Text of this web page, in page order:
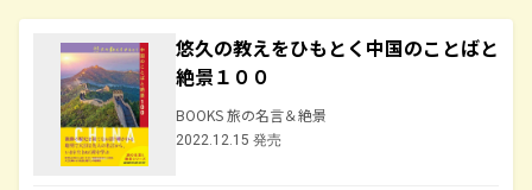
悠久の教えをひもとく中国のことばと
絶景１００
BOOKS 旅の名言＆絶景
2022.12.15 発売